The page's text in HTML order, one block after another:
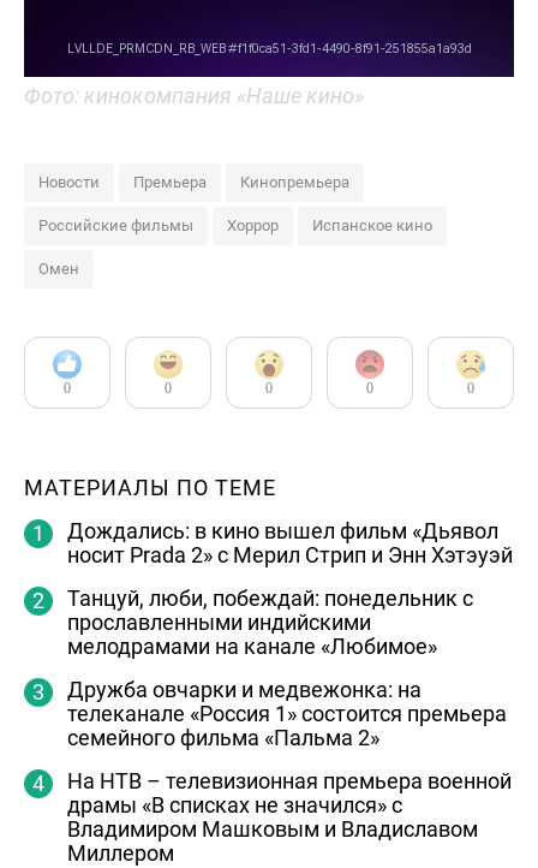
Фото: кинокомпания «Наше кино»
Новости Премьера Кинопремьера
Российские фильмы Хоррор Испанское кино
Омен
0 0 0 0 0
МАТЕРИАЛЫ ПО ТЕМЕ
Дождались: в кино вышел фильм «Дьявол
носит Prada 2» с Мерил Стрип и Энн Хэтэуэй
Танцуй, люби, побеждай: понедельник с
прославленными индийскими
мелодрамами на канале «Любимое»
Дружба овчарки и медвежонка: на
телеканале «Россия 1» состоится премьера
семейного фильма «Пальма 2»
На НТВ – телевизионная премьера военной
драмы «В списках не значился» с
Владимиром Машковым и Владиславом
Миллером